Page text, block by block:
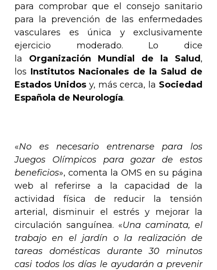
para comprobar que el consejo sanitario
para la prevención de las enfermedades
vasculares es única y exclusivamente
ejercicio moderado. Lo dice
la Organización Mundial de la Salud ,
los Institutos Nacionales de la Salud de
Estados Unidos y, más cerca, la Sociedad
Española de Neurología.
«No es necesario entrenarse para los
Juegos Olímpicos para gozar de estos
beneficios», comenta la OMS en su página
web al referirse a la capacidad de la
actividad física de reducir la tensión
arterial, disminuir el estrés y mejorar la
circulación sanguínea. «Una caminata, el
trabajo en el jardín o la realización de
tareas domésticas durante 30 minutos
casi todos los días le ayudarán a prevenir